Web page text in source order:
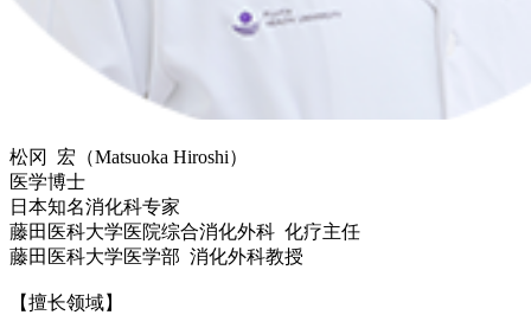
松冈 宏（Matsuoka Hiroshi）
医学博士
日本知名消化科专家
藤田医科大学医院综合消化外科 化疗主任
藤田医科大学医学部 消化外科教授
【擅长领域】